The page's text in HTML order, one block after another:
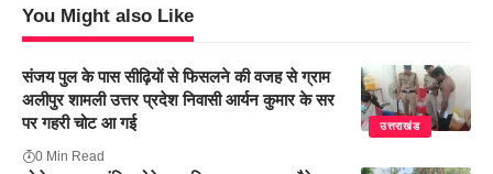
You Might also Like
उत्तराखंड
संजय पुल के पास सीढ़ियों से फिसलने की वजह से ग्राम
अलीपुर शामली उत्तर प्रदेश निवासी आर्यन कुमार के सर
पर गहरी चोट आ गई
0 Min Read